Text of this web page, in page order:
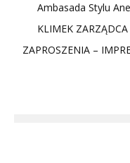
Ambasada Stylu
KLIMEK
ZAPROSZENIA –